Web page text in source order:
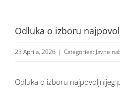
Odluka o izboru
23 Aprila, 2026 | Categories: Javne
Odluka o izboru najpovoljnijeg